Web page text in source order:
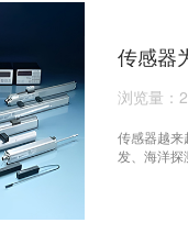
传感器
浏览量：
传感器越
发、海洋